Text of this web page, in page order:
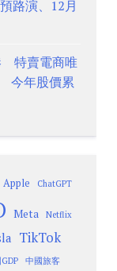
路演、12月
特賣電商唯
今年股價累
Apple ChatGPT
Meta Netflix
TikTok
中國旅客